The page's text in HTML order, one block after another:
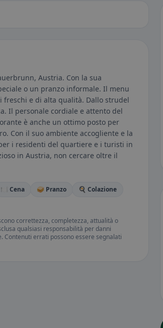
Austria. Con la sua
o un pranzo informale. Il menu
e di alta qualità. Dallo strudel
Il personale cordiale e attento del
è anche un ottimo posto per
Con il suo ambiente accogliente e la
i residenti del quartiere e i turisti in
in Austria, non cercare oltre il
🍽️ Cena 🥪 Pranzo
🍳 Colazione
correttezza, completezza, attualità o
qualsiasi responsabilità per danni
Contenuti errati possono essere segnalati